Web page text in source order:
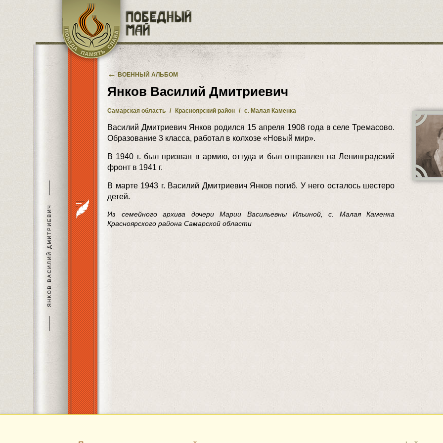
Перейти к основному содержанию
ЯНКОВ ВАСИЛИЙ ДМИТРИЕВИЧ
←ВОЕННЫЙ АЛЬБОМ
Янков Василий Дмитриевич
Самарская область / Красноярский район / с. Малая Каменка
Василий Дмитриевич Янков родился 15 апреля 1908 года в селе Тремасово.
Образование 3 класса, работал в колхозе «Новый мир».
В 1940 г. был призван в армию, оттуда и был отправлен на Ленинградский
фронт в 1941 г.
В марте 1943 г. Василий Дмитриевич Янков погиб. У него осталось шестеро
детей.
Из семейного архива дочери Марии Васильевны Ильиной, с. Малая Каменка
Красноярского района Самарской области